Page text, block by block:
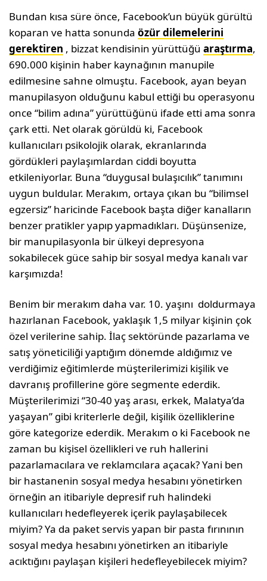
Bundan kısa süre önce, Facebook’un büyük gürültü
koparan ve hatta sonundaözür dilemelerini
gerektiren , bizzat kendisinin yürüttüğüaraştırma,
690.000 kişinin haber kaynağının manupile
edilmesine sahne olmuştu. Facebook, ayan beyan
manupilasyon olduğunu kabul ettiği bu operasyonu
once “bilim adına” yürüttüğünü ifade etti ama sonra
çark etti. Net olarak görüldü ki, Facebook
kullanıcıları psikolojik olarak, ekranlarında
gördükleri paylaşımlardan ciddi boyutta
etkileniyorlar. Buna “duygusal bulaşıcılık” tanımını
uygun buldular. Merakım, ortaya çıkan bu “bilimsel
egzersiz” haricinde Facebook başta diğer kanalların
benzer pratikler yapıp yapmadıkları. Düşünsenize,
bir manupilasyonla bir ülkeyi depresyona
sokabilecek güce sahip bir sosyal medya kanalı var
karşımızda!
Benim bir merakım daha var. 10. yaşını doldurmaya
hazırlanan Facebook, yaklaşık 1,5 milyar kişinin çok
özel verilerine sahip. İlaç sektöründe pazarlama ve
satış yöneticiliği yaptığım dönemde aldığımız ve
verdiğimiz eğitimlerde müşterilerimizi kişilik ve
davranış profillerine göre segmente ederdik.
Müşterilerimizi “30-40 yaş arası, erkek, Malatya’da
yaşayan” gibi kriterlerle değil, kişilik özelliklerine
göre kategorize ederdik. Merakım o ki Facebook ne
zaman bu kişisel özellikleri ve ruh hallerini
pazarlamacılara ve reklamcılara açacak? Yani ben
bir hastanenin sosyal medya hesabını yönetirken
örneğin an itibariyle depresif ruh halindeki
kullanıcıları hedefleyerek içerik paylaşabilecek
miyim? Ya da paket servis yapan bir pasta fırınının
sosyal medya hesabını yönetirken an itibariyle
acıktığını paylaşan kişileri hedefleyebilecek miyim?